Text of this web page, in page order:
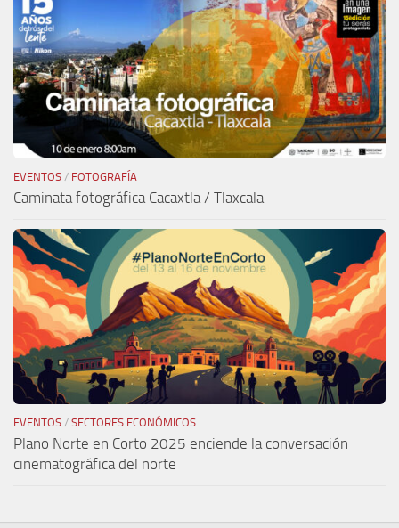
EVENTOS / FOTOGRAFÍA
Caminata fotográfica Cacaxtla / Tlaxcala
EVENTOS / SECTORES ECONÓMICOS
Plano Norte en Corto 2025 enciende la conversación
cinematográfica del norte